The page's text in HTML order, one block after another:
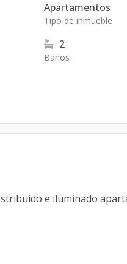
Apartamentos
Tipo de inmueble
2
Baños
e iluminado